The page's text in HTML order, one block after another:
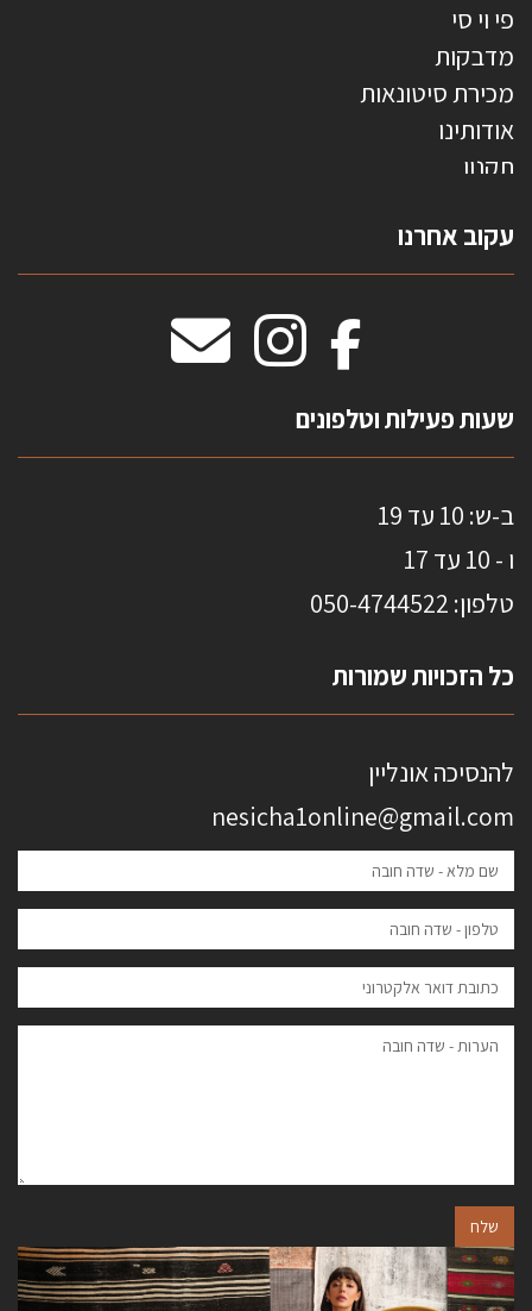
פי וי סי
מדבקות
מכירת סיטונאות
אודותינו
תקנון
טפטים משולשים
וילונות חסיני אש
מדבקות אנטי סאן
עקוב אחרנו
שעות פעילות וטלפונים
ב-ש: 10 עד 19
ו - 10 עד 17
טלפון: 0 50-4744522
כל הזכויות שמורות
להנסיכה אונליין
nesicha1online@gmail.com
שלח
הבא